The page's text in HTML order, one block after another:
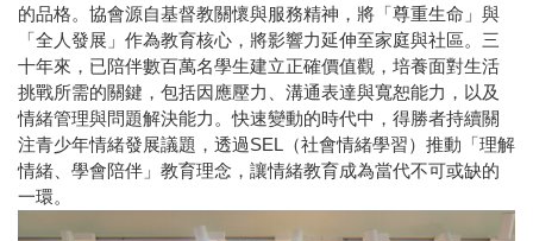
的品格。協會源自基督教關懷與服務精神，將「尊重生命」與
「全人發展」作為教育核心，將影響力延伸至家庭與社區。三
十年來，已陪伴數百萬名學生建立正確價值觀，培養面對生活
挑戰所需的關鍵，包括因應壓力、溝通表達與寬恕能力，以及
情緒管理與問題解決能力。快速變動的時代中，得勝者持續關
注青少年情緒發展議題，透過SEL（社會情緒學習）推動「理解
情緒、學會陪伴」教育理念，讓情緒教育成為當代不可或缺的
一環。